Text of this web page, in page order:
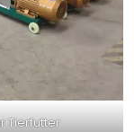
Tierfutter